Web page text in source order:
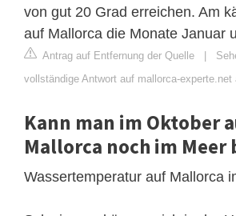
von gut 20 Grad erreichen. Am
auf Mallorca die Monate Januar
Antrag auf Entfernung der Quelle
vollständige Antwort auf mallorca-experte.net
Kann man im Oktober
Mallorca noch im Meer
Wassertemperatur auf Mallorca